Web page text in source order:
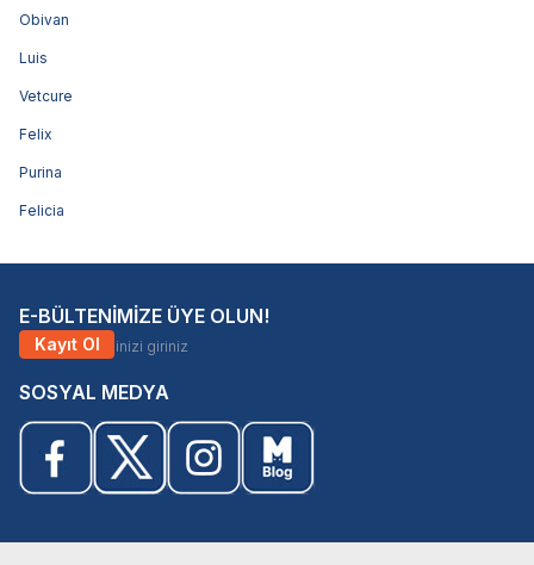
Obivan
Luis
Vetcure
Felix
Purina
Felicia
E-BÜLTENİMİZE ÜYE OLUN!
Kayıt Ol
SOSYAL MEDYA